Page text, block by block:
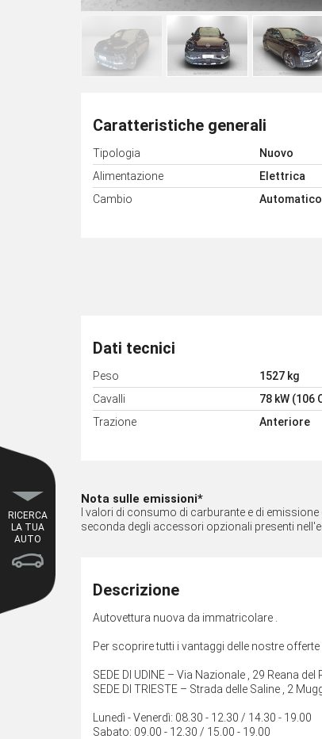
Caratteristiche generali
Tipologia
Nuovo
Alimentazione
Elettrica
Cambio
Automatico
Dati tecnici
Peso
1527 kg
Cavalli
78 kW (106
Trazione
Anteriore
Nota sulle emissioni*
I valori di consumo di carburante e di
seconda degli accessori opzionali presenti
Descrizione
Autovettura nuova da immatricolare .
Per scoprire tutti i vantaggi delle nostre
SEDE DI UDINE – Via Nazionale , 29 Reana
SEDE DI TRIESTE – Strada delle Saline , 2
Lunedì - Venerdì: 08.30 - 12.30 / 14.30 - 19.00
Sabato: 09.00 - 12.30 / 15.00 - 19.00
RICERCA
LA TUA
AUTO